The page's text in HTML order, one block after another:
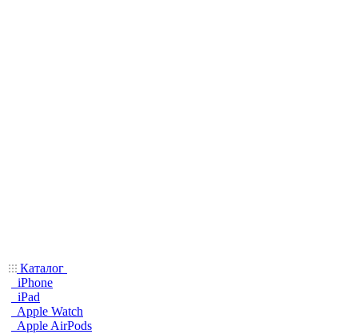
Каталог
iPhone
iPad
Apple Watch
Apple AirPods